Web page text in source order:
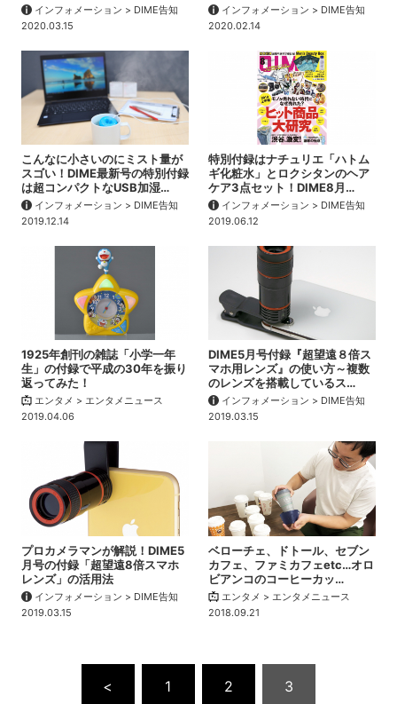
インフォメーション > DIME告知
2020.03.15
インフォメーション > DIME告知
2020.02.14
こんなに小さいのにミスト量が
スゴい！DIME最新号の特別付録
は超コンパクトなUSB加湿…
インフォメーション > DIME告知
2019.12.14
特別付録はナチュリエ「ハトム
ギ化粧水」とロクシタンのヘア
ケア3点セット！DIME8月…
インフォメーション > DIME告知
2019.06.12
1925年創刊の雑誌「小学一年
生」の付録で平成の30年を振り
返ってみた！
エンタメ > エンタメニュース
2019.04.06
DIME5月号付録『超望遠８倍ス
マホ用レンズ』の使い方～複数
のレンズを搭載しているス…
インフォメーション > DIME告知
2019.03.15
プロカメラマンが解説！DIME5
月号の付録「超望遠8倍スマホ
レンズ」の活用法
インフォメーション > DIME告知
2019.03.15
ベローチェ、ドトール、セブン
カフェ、ファミカフェetc…オロ
ビアンコのコーヒーカッ…
エンタメ > エンタメニュース
2018.09.21
< 1 2 3